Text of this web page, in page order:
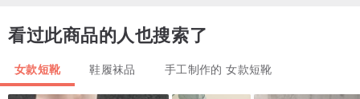
\\画儿鞋子 限量发行 售完绝版\\
\\面料 头层牛油皮
看过此商品的人也搜索了
女款短靴 鞋履袜品 手工制作的 女款短靴